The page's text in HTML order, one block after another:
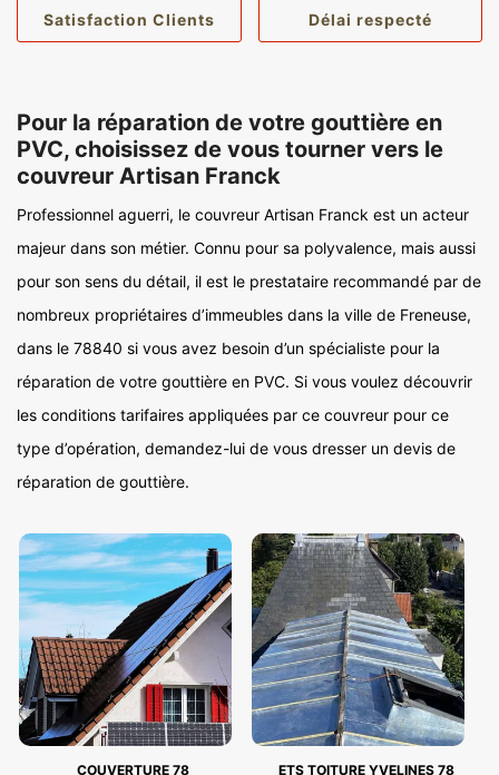
Satisfaction Clients Délai respecté
Pour la réparation de votre gouttière en
PVC, choisissez de vous tourner vers le
couvreur Artisan Franck
Professionnel aguerri, le couvreur Artisan Franck est un acteur
majeur dans son métier. Connu pour sa polyvalence, mais aussi
pour son sens du détail, il est le prestataire recommandé par de
nombreux propriétaires d’immeubles dans la ville de Freneuse,
dans le 78840 si vous avez besoin d’un spécialiste pour la
réparation de votre gouttière en PVC. Si vous voulez découvrir
les conditions tarifaires appliquées par ce couvreur pour ce
type d’opération, demandez-lui de vous dresser un devis de
réparation de gouttière.
COUVERTURE 78 ETS TOITURE YVELINES 78